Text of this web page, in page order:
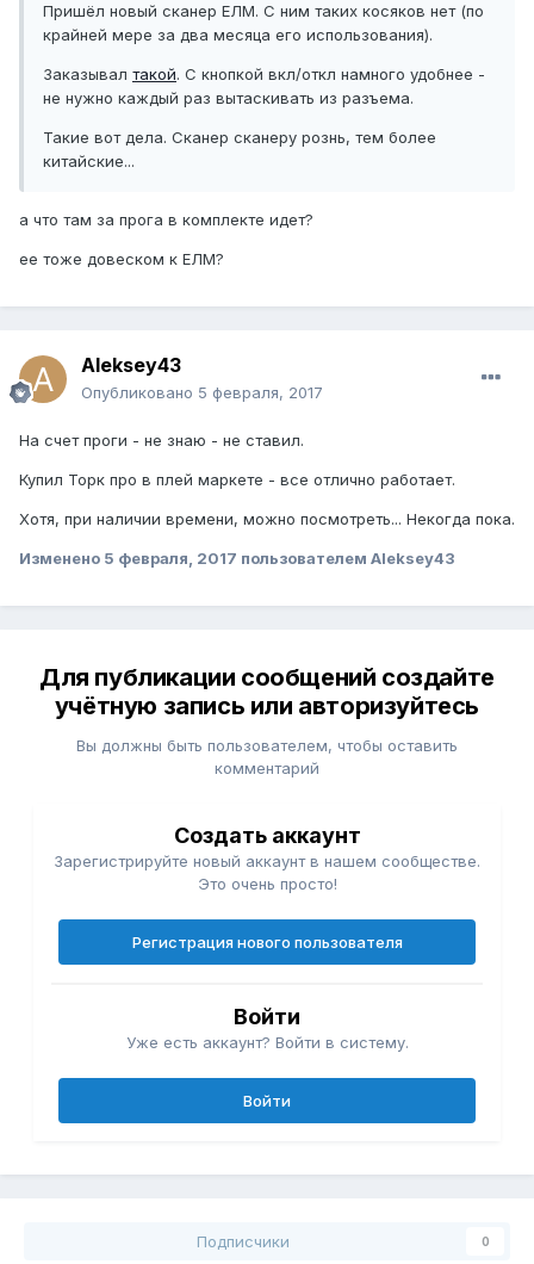
Пришёл новый сканер ЕЛМ. С ним таких косяков нет (по
крайней мере за два месяца его использования).
Заказывал такой. С кнопкой вкл/откл намного удобнее -
не нужно каждый раз вытаскивать из разъема.
Такие вот дела. Сканер сканеру рознь, тем более
китайские...
а что там за прога в комплекте идет?
ее тоже довеском к ЕЛМ?
Aleksey43
Опубликовано 5 февраля, 2017
На счет проги - не знаю - не ставил.
Купил Торк про в плей маркете - все отлично работает.
Хотя, при наличии времени, можно посмотреть... Некогда пока.
Изменено 5 февраля, 2017 пользователем Aleksey43
Для публикации сообщений создайте
учётную запись или авторизуйтесь
Вы должны быть пользователем, чтобы оставить
комментарий
Создать аккаунт
Зарегистрируйте новый аккаунт в нашем сообществе.
Это очень просто!
Регистрация нового пользователя
Войти
Уже есть аккаунт? Войти в систему.
Войти
Подписчики 0